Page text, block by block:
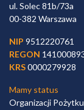
ul. Solec 81b/73a
00-382 Warszawa
NIP 9512220761
REGON
KRS0000279928
Mamy status
Organizacji